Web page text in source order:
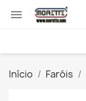

Início Faróis